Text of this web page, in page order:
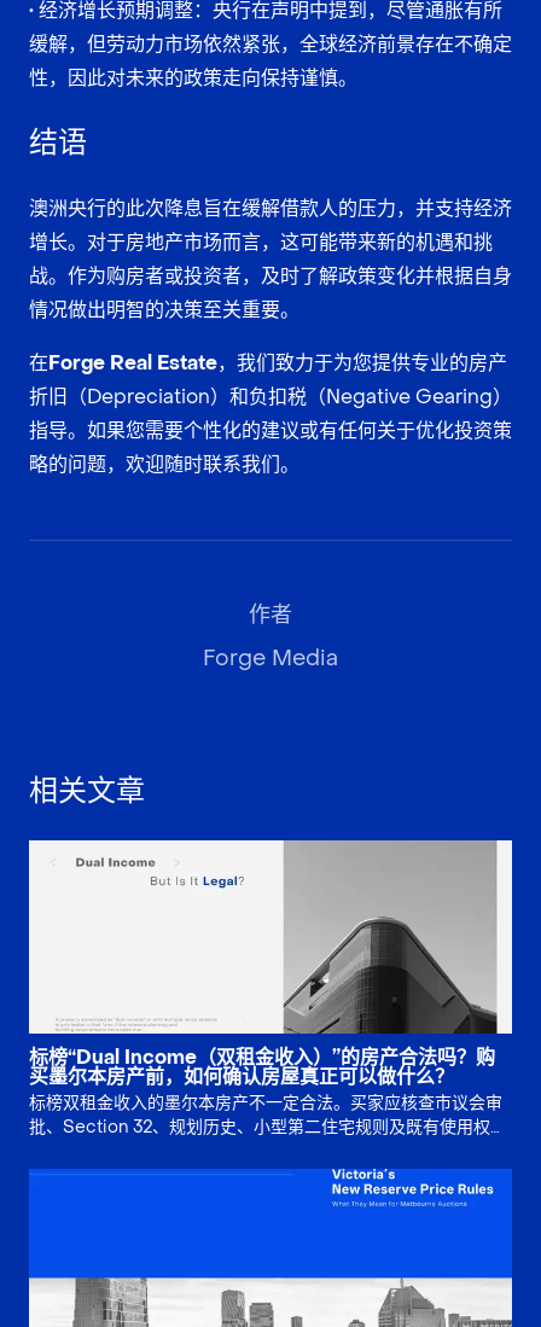
· 经济增长预期调整：央行在声明中提到，尽管通胀有所
缓解，但劳动力市场依然紧张，全球经济前景存在不确定
性，因此对未来的政策走向保持谨慎。
结语
澳洲央行的此次降息旨在缓解借款人的压力，并支持经济
增长。对于房地产市场而言，这可能带来新的机遇和挑
战。作为购房者或投资者，及时了解政策变化并根据自身
情况做出明智的决策至关重要。
在Forge Real Estate，我们致力于为您提供专业的房产
折旧（Depreciation）和负扣税（Negative Gearing）
指导。如果您需要个性化的建议或有任何关于优化投资策
略的问题，欢迎随时联系我们。
作者
Forge Media
相关文章
标榜“Dual Income（双租金收入）”的房产合法吗？购
买墨尔本房产前，如何确认房屋真正可以做什么？
标榜双租金收入的墨尔本房产不一定合法。买家应核查市议会审
批、Section 32、规划历史、小型第二住宅规则及既有使用权，